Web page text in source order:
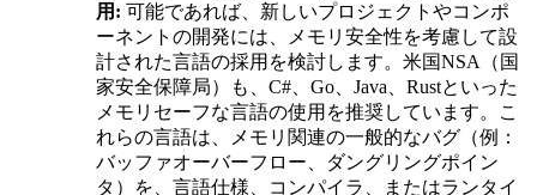
用: 可能であれば、新しいプロジェクトやコンポ
ーネントの開発には、メモリ安全性を考慮して設
計された言語の採用を検討します。米国NSA（国
家安全保障局）も、C#、Go、Java、Rustといった
メモリセーフな言語の使用を推奨しています。こ
れらの言語は、メモリ関連の一般的なバグ（例：
バッファオーバーフロー、ダングリングポイン
タ）を、言語仕様、コンパイラ、またはランタイ